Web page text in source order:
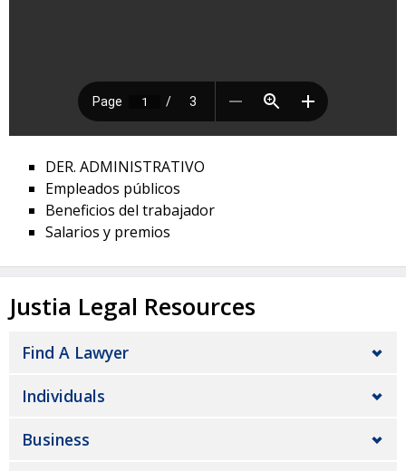
DER. ADMINISTRATIVO
Empleados públicos
Beneficios del trabajador
Salarios y premios
Justia Legal Resources
Find A Lawyer
Individuals
Business